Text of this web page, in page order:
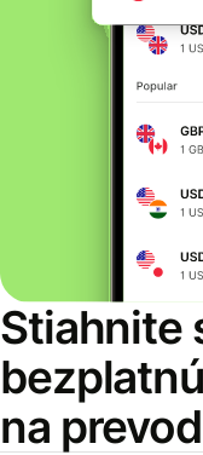
Stiahnite
na